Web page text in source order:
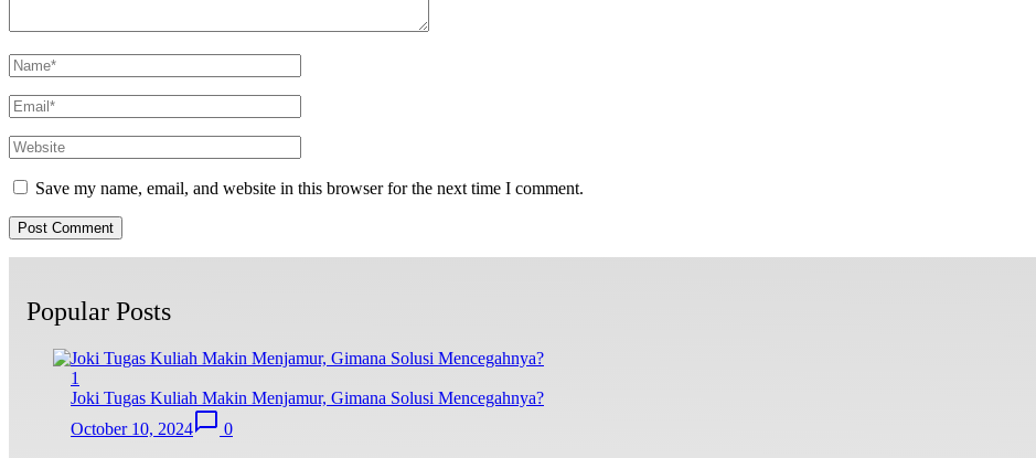
Save my name, email, and website in this browser for the next time I comment.
Popular Posts
1
Joki Tugas Kuliah Makin Menjamur, Gimana Solusi Mencegahnya?
October 10, 2024
0